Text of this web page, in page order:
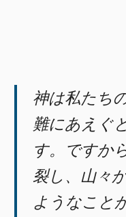
神は私たち
難にあえぐ
す。ですか
裂し、山々
ようなこと